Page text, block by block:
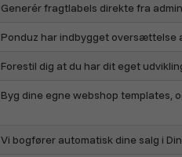
Generér fragtlabels direkte fra
Ponduz har indbygget oversættelse
Forestil dig at du har dit eget
Byg dine egne webshop templates,
Vi bogfører automatisk dine salg i